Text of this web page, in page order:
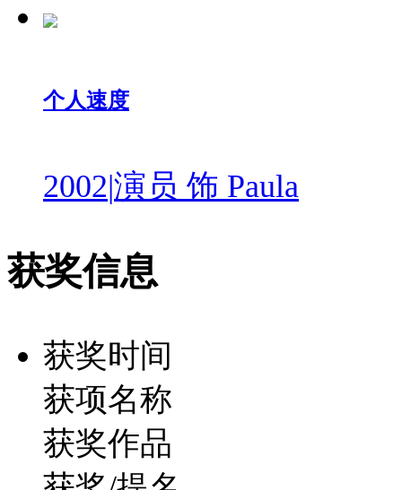
个人速度
2002|演员 饰 Paula
获奖信息
获奖时间
获项名称
获奖作品